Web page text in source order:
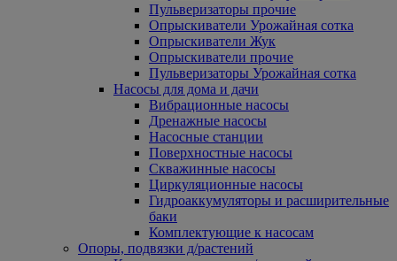
Пульверизаторы прочие
Опрыскиватели Урожайная сотка
Опрыскиватели Жук
Опрыскиватели прочие
Пульверизаторы Урожайная сотка
Насосы для дома и дачи
Вибрационные насосы
Дренажные насосы
Насосные станции
Поверхностные насосы
Скважинные насосы
Циркуляционные насосы
Гидроаккумуляторы и расширительные
баки
Комплектующие к насосам
Опоры, подвязки д/растений